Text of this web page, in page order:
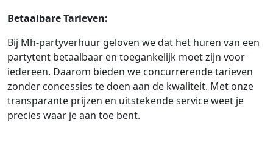
Betaalbare Tarieven:
Bij Mh-partyverhuur geloven we dat het huren van een
partytent betaalbaar en toegankelijk moet zijn voor
iedereen. Daarom bieden we concurrerende tarieven
zonder concessies te doen aan de kwaliteit. Met onze
transparante prijzen en uitstekende service weet je
precies waar je aan toe bent.